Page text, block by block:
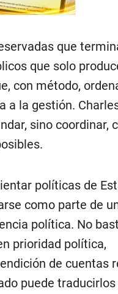
que
que solo
con método,
a la gestión.
sino coordinar,
políticas de
como parte de
política. No
prioridad política,
de cuentas
puede traducirlos